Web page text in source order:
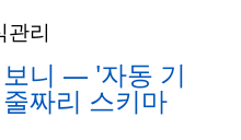
관리
니 — '자동 기
짜리 스키마